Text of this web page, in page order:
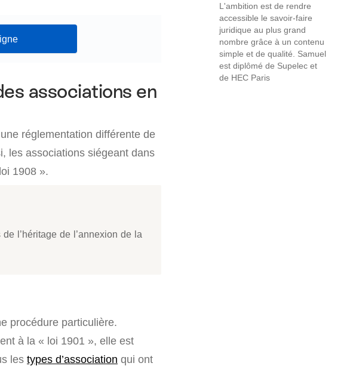
associations en
réglementation différente de
les associations siégeant dans
1908 ».
l’héritage de l’annexion de la
procédure particulière.
à la « loi 1901 », elle est
les types d’association qui ont
L'ambition est de rendre
accessible le savoir-faire
juridique au plus grand
nombre grâce à un contenu
simple et de qualité. Samuel
est diplômé de Supelec et
de HEC Paris